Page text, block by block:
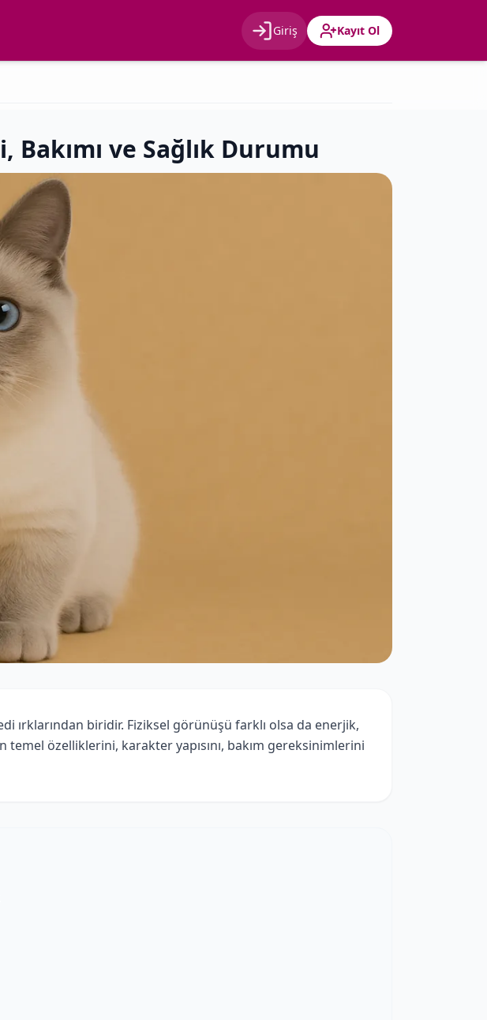
Giriş
Giriş Kayıt Ol
Kayıt Ol
ve Sağlık Durumu
ırklarından biridir. Fiziksel görünüşü farklı olsa da enerjik,
temel özelliklerini, karakter yapısını, bakım gereksinimlerini